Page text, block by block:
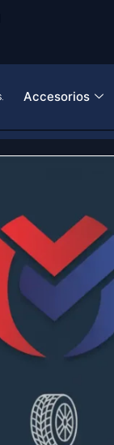
Accesorios